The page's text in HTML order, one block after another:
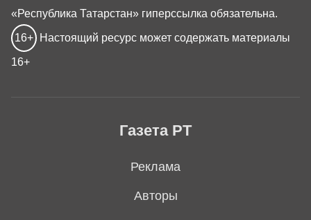
Газета РТ
Реклама
Авторы
«Республика Татарстан» гиперссылка обязательна.
16+ Настоящий ресурс может содержать материалы
16+